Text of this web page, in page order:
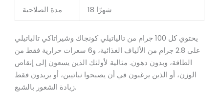
مدة الصلاحية 18 شهرًا
يحتوي كل 100 جرام من تالياتيلي كونجاك وشيراتاكي تالياتيلي
على 2.8 جرام من الألياف الغذائية، و6 سعرات حرارية فقط من
الطاقة، وبدون دهون. مثالية لأولئك الذين يسعون إلى إنقاص
الوزن، أو الذين يرغبون في أن يصبحوا نباتيين، أو يريدون فقط
زيادة الشعور بالشبع.